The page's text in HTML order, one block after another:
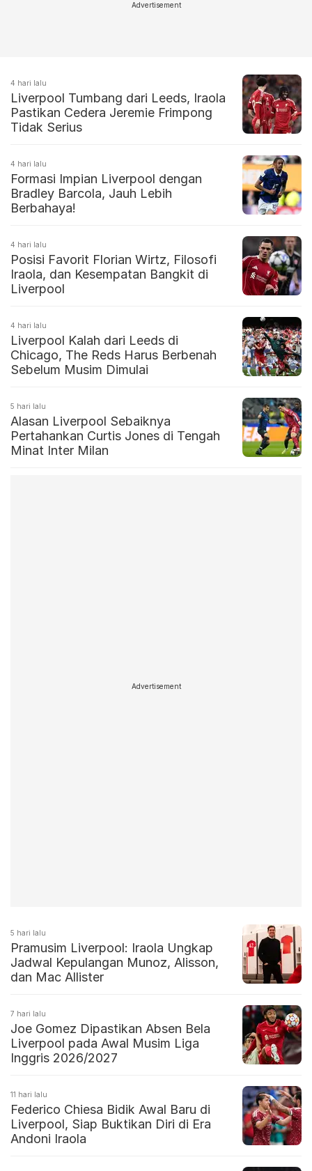
Advertisement
4 hari lalu
Liverpool Tumbang dari Leeds, Iraola
Pastikan Cedera Jeremie Frimpong
Tidak Serius
4 hari lalu
Formasi Impian Liverpool dengan
Bradley Barcola, Jauh Lebih
Berbahaya!
4 hari lalu
Posisi Favorit Florian Wirtz, Filosofi
Iraola, dan Kesempatan Bangkit di
Liverpool
4 hari lalu
Liverpool Kalah dari Leeds di
Chicago, The Reds Harus Berbenah
Sebelum Musim Dimulai
5 hari lalu
Alasan Liverpool Sebaiknya
Pertahankan Curtis Jones di Tengah
Minat Inter Milan
Advertisement
5 hari lalu
Pramusim Liverpool: Iraola Ungkap
Jadwal Kepulangan Munoz, Alisson,
dan Mac Allister
7 hari lalu
Joe Gomez Dipastikan Absen Bela
Liverpool pada Awal Musim Liga
Inggris 2026/2027
11 hari lalu
Federico Chiesa Bidik Awal Baru di
Liverpool, Siap Buktikan Diri di Era
Andoni Iraola